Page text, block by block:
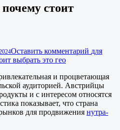
стоит
Оставить комментарий для
выбрать это гео
и процветающая
аудиторией. Австрийцы
и с интересом относятся
показывает, что страна
для продвижения нутра-